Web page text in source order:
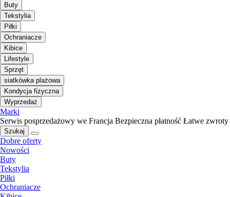
Buty
Tekstylia
Piłki
Ochraniacze
Kibice
Lifestyle
Sprzęt
siatkówka plażowa
Kondycja fizyczna
Wyprzedaż
Marki
Serwis posprzedażowy we Francja Bezpieczna płatność Łatwe zwroty
Szukaj
Dobre oferty
Nowości
Buty
Tekstylia
Piłki
Ochraniacze